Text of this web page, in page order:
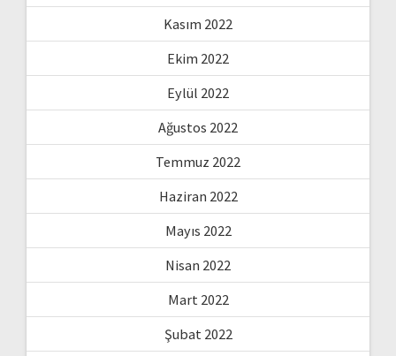
Kasım 2022
Ekim 2022
Eylül 2022
Ağustos 2022
Temmuz 2022
Haziran 2022
Mayıs 2022
Nisan 2022
Mart 2022
Şubat 2022